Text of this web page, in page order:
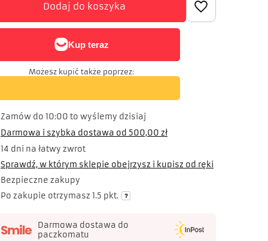
Dodaj do koszyka
Możesz kupić także poprzez:
Zamów do10:00 to wyślemy dzisiaj
Darmowa i szybka dostawa od500,00 zł
14 dni na łatwy zwrot
Sprawdź, w którym sklepie obejrzysz i kupisz od ręki
Bezpieczne zakupy
Po zakupie otrzymasz1.5 pkt.
Darmowa dostawa do
paczkomatu